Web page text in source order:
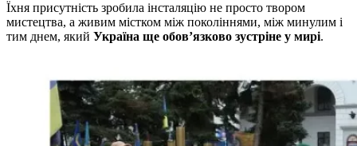
Їхня присутність зробила інсталяцію не просто твором
мистецтва, а живим містком між поколіннями, між минулим і
тим днем, який Україна ще обов’язково зустріне у мирі.